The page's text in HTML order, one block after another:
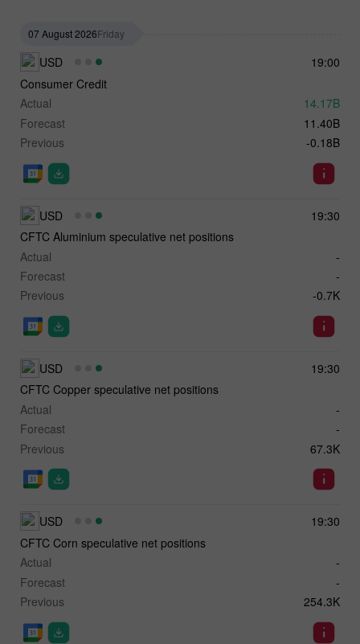
07 August 2026Friday
19:00
USD
Consumer Credit
Actual
14.17B
Forecast
11.40B
Previous
-0.18B
19:30
USD
CFTC Aluminium speculative net positions
Actual
-
Forecast
-
Previous
-0.7K
19:30
USD
CFTC Copper speculative net positions
Actual
-
Forecast
-
Previous
67.3K
19:30
USD
CFTC Corn speculative net positions
Actual
-
Forecast
-
Previous
254.3K